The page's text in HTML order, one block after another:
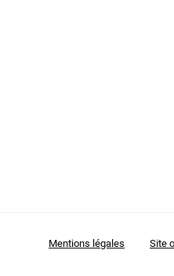
Mentions légales Site